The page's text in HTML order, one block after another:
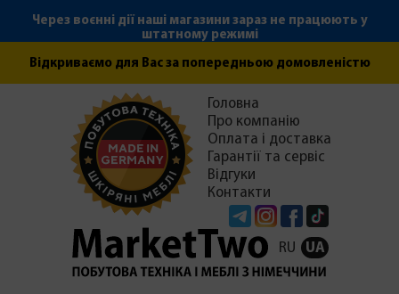
Через воєнні дії наші магазини зараз не працюють у
штатному режимі
Відкриваємо для Вас за попередньою домовленістю
TelegramInstagramFacebook
Головна
Про компанію
Оплата і доставка
Гарантії та сервіс
Відгуки
Контакти
RU UA